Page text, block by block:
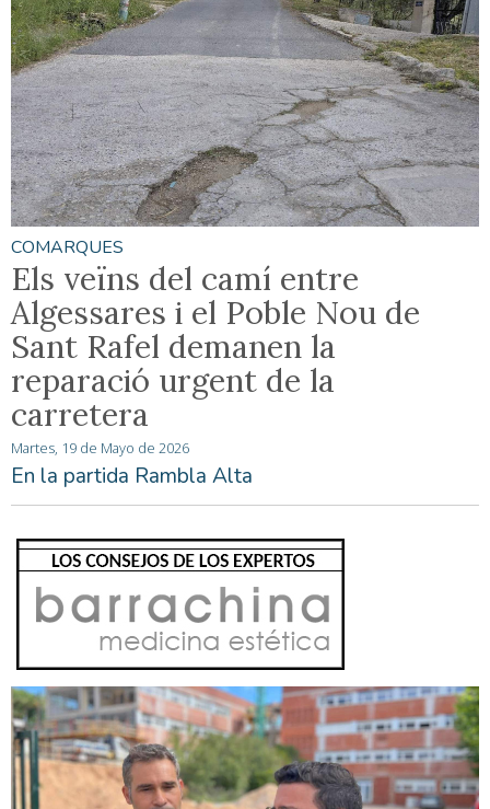
COMARQUES
Els veïns del camí entre
Algessares i el Poble Nou de
Sant Rafel demanen la
reparació urgent de la
carretera
Martes, 19 de Mayo de 2026
En la partida Rambla Alta